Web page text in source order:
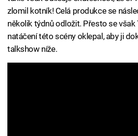
zlomil kotník! Celá produkce se
několik týdnů odložit. Přesto se však
natáčení této scény oklepal, aby ji
talkshow níže.